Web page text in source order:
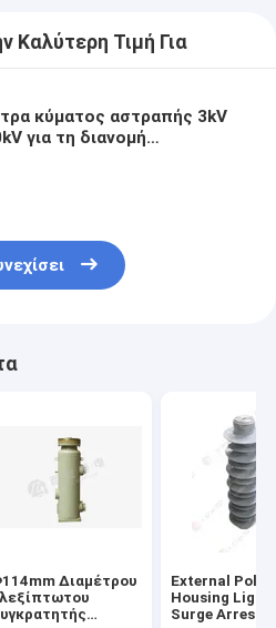
Καλύτερη Τιμή Για
κύματος αστραπής 3kV
για τη διανομή
Διαμέτρου
External
Housing
Surge